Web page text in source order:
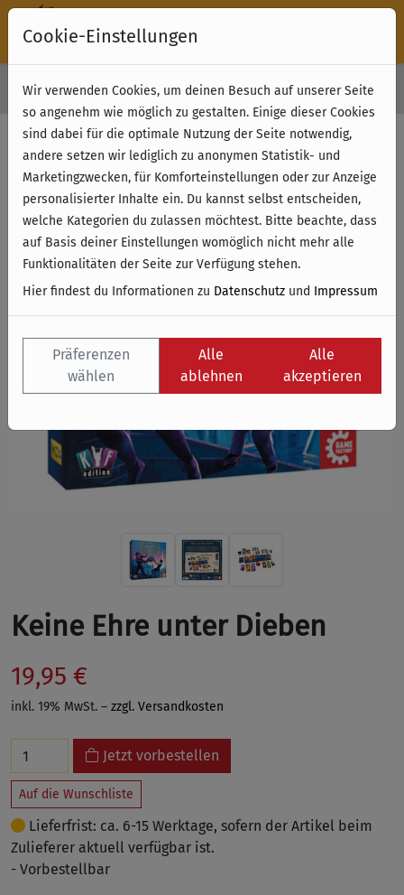
Kostenloser Versand & Retoure ab 49 € (innerhalb Deutschlands)
Keine Ehre unter Dieben
19,95 €
inkl. 19% MwSt. – zzgl. Versandkosten
Jetzt vorbestellen
Auf die Wunschliste
Lieferfrist: ca. 6-15 Werktage, sofern der Artikel beim
Zulieferer aktuell verfügbar ist.
- Vorbestellbar
Cookie-Einstellungen
Wir verwenden Cookies, um deinen Besuch auf unserer Seite
so angenehm wie möglich zu gestalten. Einige dieser Cookies
sind dabei für die optimale Nutzung der Seite notwendig,
andere setzen wir lediglich zu anonymen Statistik- und
Marketingzwecken, für Komforteinstellungen oder zur Anzeige
personalisierter Inhalte ein. Du kannst selbst entscheiden,
welche Kategorien du zulassen möchtest. Bitte beachte, dass
auf Basis deiner Einstellungen womöglich nicht mehr alle
Funktionalitäten der Seite zur Verfügung stehen.
Hier findest du Informationen zu Datenschutz und Impressum
Präferenzen
wählen
Alle
ablehnen
Alle
akzeptieren